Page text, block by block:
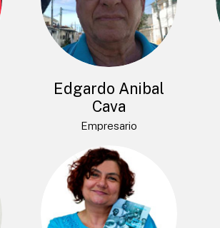
Edgardo Anibal
Cava
Empresario